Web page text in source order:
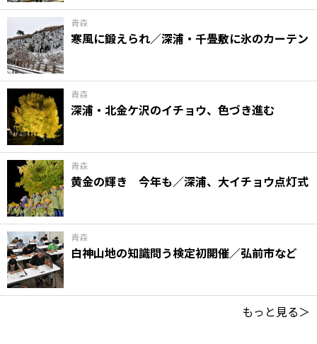
青森
寒風に鍛えられ／深浦・千畳敷に氷のカーテン
青森
深浦・北金ケ沢のイチョウ、色づき進む
青森
黄金の輝き 今年も／深浦、大イチョウ点灯式
青森
白神山地の知識問う検定初開催／弘前市など
もっと見る＞